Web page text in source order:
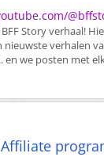
Story verhaal!
nieuwste verhalen
en we posten met